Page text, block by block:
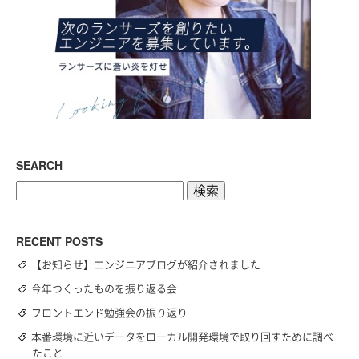
SEARCH
RECENT POSTS
【お知らせ】エンジニアブログが紹介されました
今年つくったものを振り返る会
フロントエンド勉強会の振り返り
本番環境に近いデータをローカル開発環境で取り回すために調べ
たこと